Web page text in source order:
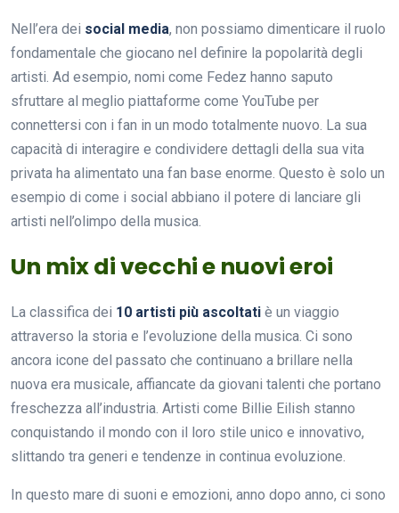
Nell’era dei social media, non possiamo dimenticare il ruolo
fondamentale che giocano nel definire la popolarità degli
artisti. Ad esempio, nomi come Fedez hanno saputo
sfruttare al meglio piattaforme come YouTube per
connettersi con i fan in un modo totalmente nuovo. La sua
capacità di interagire e condividere dettagli della sua vita
privata ha alimentato una fan base enorme. Questo è solo un
esempio di come i social abbiano il potere di lanciare gli
artisti nell’olimpo della musica.
Un mix di vecchi e nuovi eroi
La classifica dei 10 artisti più ascoltati è un viaggio
attraverso la storia e l’evoluzione della musica. Ci sono
ancora icone del passato che continuano a brillare nella
nuova era musicale, affiancate da giovani talenti che portano
freschezza all’industria. Artisti come Billie Eilish stanno
conquistando il mondo con il loro stile unico e innovativo,
slittando tra generi e tendenze in continua evoluzione.
In questo mare di suoni e emozioni, anno dopo anno, ci sono